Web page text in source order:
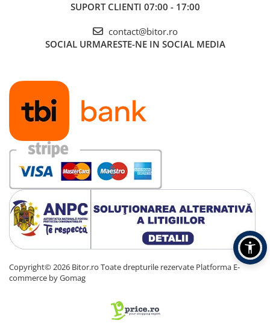
SUPORT CLIENTI 07:00 - 17:00
contact@bitor.ro
SOCIAL URMARESTE-NE IN SOCIAL MEDIA
Copyright© 2026 Bitor.ro Toate drepturile rezervate Platforma E-
commerce by Gomag